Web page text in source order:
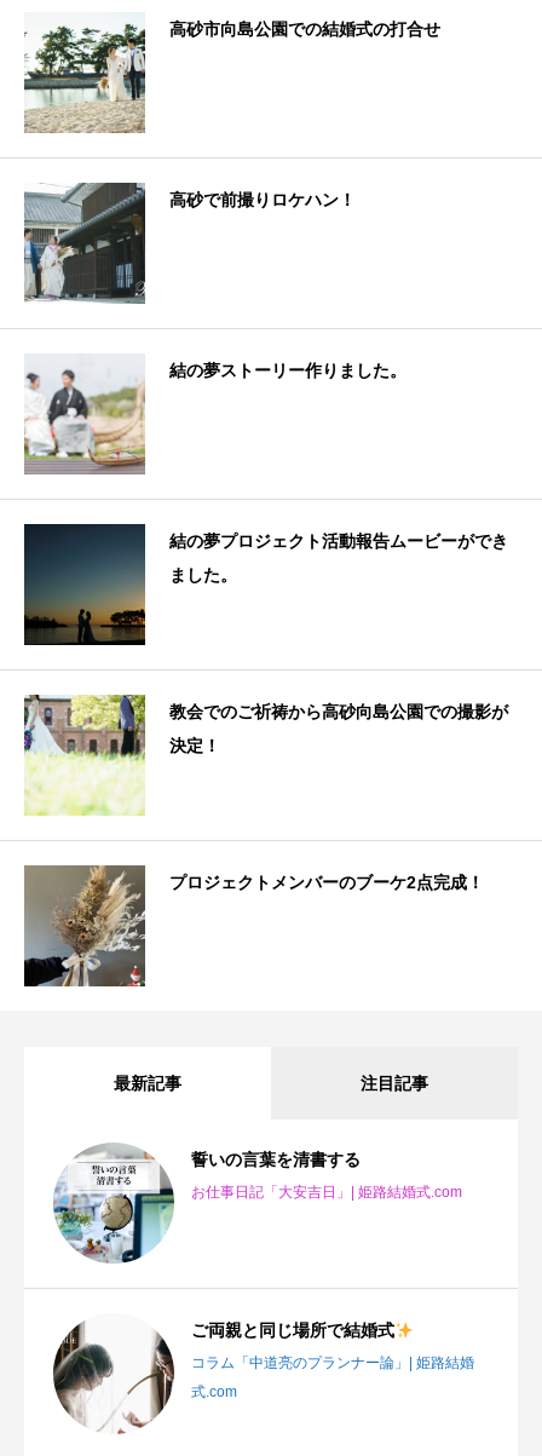
高砂市向島公園での結婚式の打合せ
高砂で前撮りロケハン！
結の夢ストーリー作りました。
結の夢プロジェクト活動報告ムービーができ
ました。
教会でのご祈祷から高砂向島公園での撮影が
決定！
プロジェクトメンバーのブーケ2点完成！
最新記事 注目記事
誓いの言葉を清書する
お仕事日記「大安吉日」| 姫路結婚式.com
ご両親と同じ場所で結婚式
コラム「中道亮のプランナー論」| 姫路結婚
式.com